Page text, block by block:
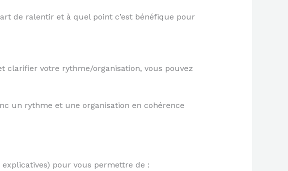
de ralentir et à quel point c’est bénéfique pour
clarifier votre rythme/organisation, vous pouvez
un rythme et une organisation en cohérence
explicatives) pour vous permettre de :